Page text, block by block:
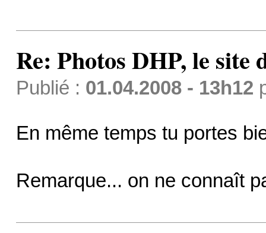
Re: Photos DHP, le site
Publié : 01.04.2008 - 13h12
En même temps tu portes
Remarque... on ne connaît